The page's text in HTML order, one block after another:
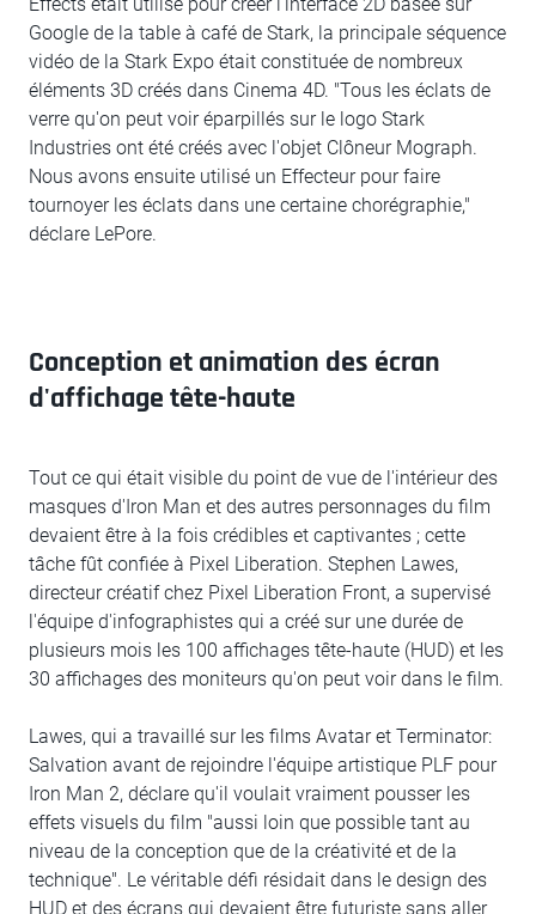
Google de la table à café de Stark, la principale séquence
vidéo de la Stark Expo était constituée de nombreux
éléments 3D créés dans Cinema 4D. "Tous les éclats de
verre qu'on peut voir éparpillés sur le logo Stark
Industries ont été créés avec l'objet Clôneur Mograph.
Nous avons ensuite utilisé un Effecteur pour faire
tournoyer les éclats dans une certaine chorégraphie,"
déclare LePore.
Conception et animation des écran
d'affichage tête-haute
Tout ce qui était visible du point de vue de l'intérieur des
masques d'Iron Man et des autres personnages du film
devaient être à la fois crédibles et captivantes ; cette
tâche fût confiée à Pixel Liberation. Stephen Lawes,
directeur créatif chez Pixel Liberation Front, a supervisé
l'équipe d'infographistes qui a créé sur une durée de
plusieurs mois les 100 affichages tête-haute (HUD) et les
30 affichages des moniteurs qu'on peut voir dans le film.
Lawes, qui a travaillé sur les films Avatar et Terminator:
Salvation avant de rejoindre l'équipe artistique PLF pour
Iron Man 2, déclare qu'il voulait vraiment pousser les
effets visuels du film "aussi loin que possible tant au
niveau de la conception que de la créativité et de la
technique". Le véritable défi résidait dans le design des
HUD et des écrans qui devaient être futuriste sans aller